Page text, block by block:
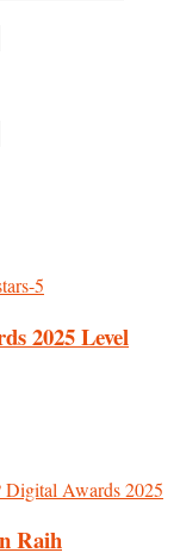
2025 Level
Raih